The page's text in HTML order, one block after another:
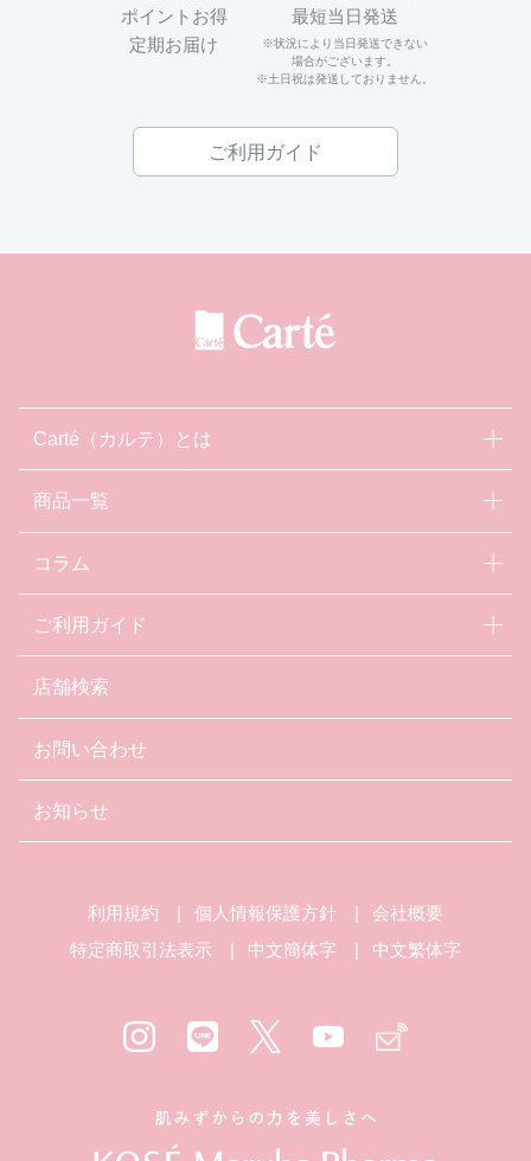
ポイントお得
定期お届け
最短当日発送
※状況により当日発送できない
場合がございます。
※土日祝は発送しておりません。
ご利用ガイド
Carté（カルテ）とは
商品一覧
コラム
ご利用ガイド
店舗検索
お問い合わせ
お知らせ
利用規約 個人情報保護方針
会社概要
特定商取引法表示
中文簡体字 中文繁体字